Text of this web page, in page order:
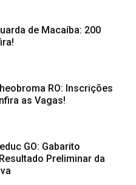
de Macaíba: 200
RO: Inscrições
as Vagas!
GO: Gabarito
Preliminar da